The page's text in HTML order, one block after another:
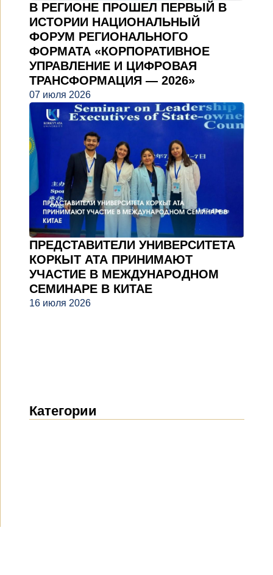
В РЕГИОНЕ ПРОШЕЛ ПЕРВЫЙ В
ИСТОРИИ НАЦИОНАЛЬНЫЙ
ФОРУМ РЕГИОНАЛЬНОГО
ФОРМАТА «КОРПОРАТИВНОЕ
УПРАВЛЕНИЕ И ЦИФРОВАЯ
ТРАНСФОРМАЦИЯ — 2026»
07 июля 2026
ПРЕДСТАВИТЕЛИ УНИВЕРСИТЕТА
КОРКЫТ АТА ПРИНИМАЮТ
УЧАСТИЕ В МЕЖДУНАРОДНОМ
СЕМИНАРЕ В КИТАЕ
16 июля 2026
Категории